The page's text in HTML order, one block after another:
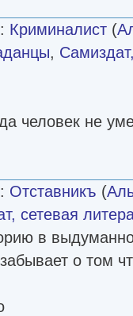
: Криминалист (
,
человек не
: Отставникъ (
сетевая
в
о том